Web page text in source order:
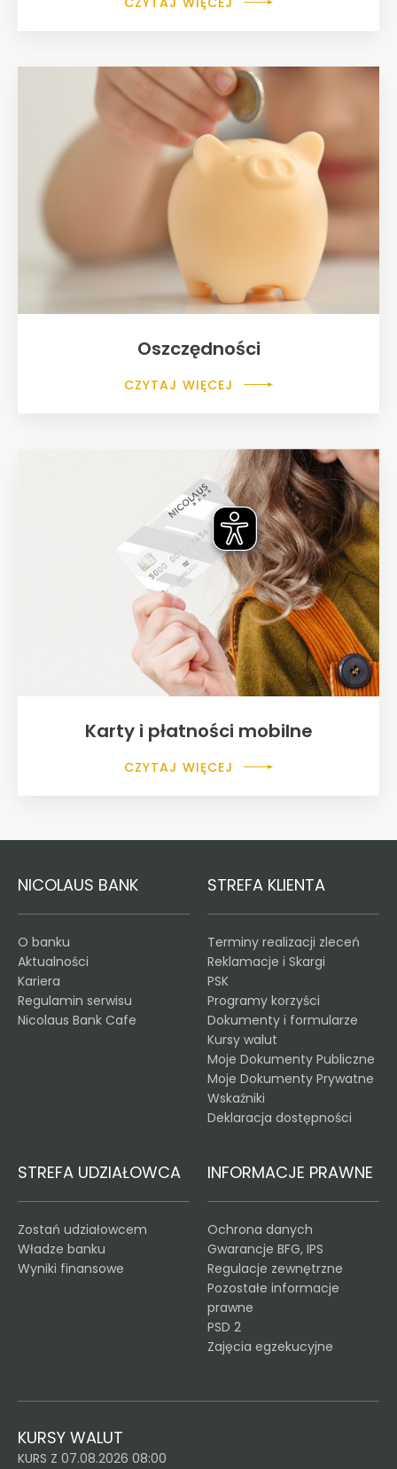
Oszczędności
CZYTAJ WIĘCEJ
Karty i płatności mobilne
CZYTAJ WIĘCEJ
NICOLAUS BANK
O banku
Aktualności
Kariera
Regulamin serwisu
Nicolaus Bank Cafe
STREFA KLIENTA
Terminy realizacji zleceń
Reklamacje i Skargi
PSK
Programy korzyści
Dokumenty i formularze
Kursy walut
Moje Dokumenty Publiczne
Moje Dokumenty Prywatne
Wskaźniki
Deklaracja dostępności
STREFA UDZIAŁOWCA
Zostań udziałowcem
Władze banku
Wyniki finansowe
INFORMACJE PRAWNE
Ochrona danych
Gwarancje BFG, IPS
Regulacje zewnętrzne
Pozostałe informacje
prawne
PSD 2
Zajęcia egzekucyjne
KURSY WALUT
KURS Z 07.08.2026 08:00